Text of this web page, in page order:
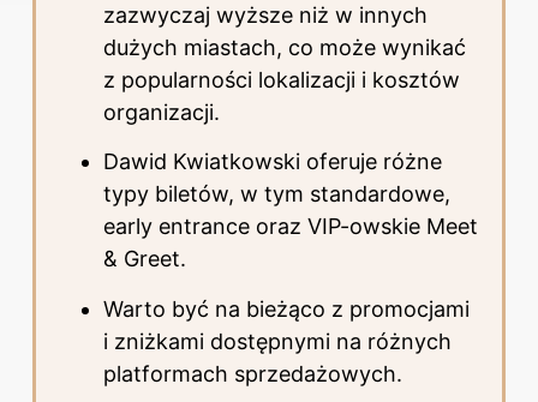
zazwyczaj wyższe niż w innych
dużych miastach, co może wynikać
z popularności lokalizacji i kosztów
organizacji.
Dawid Kwiatkowski oferuje różne
typy biletów, w tym standardowe,
early entrance oraz VIP-owskie Meet
& Greet.
Warto być na bieżąco z promocjami
i zniżkami dostępnymi na różnych
platformach sprzedażowych.